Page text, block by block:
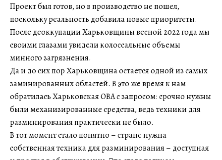
Проект был готов, но в производство не пошел,
поскольку реальность добавила новые приоритеты.
После деоккупации Харьковщины весной 2022 года мы
своими глазами увидели колоссальные объемы
минного загрязнения.
Да и до сих пор Харьковщина остается одной из самых
заминированных областей. В это же время к нам
обратилась Харьковская ОВА с запросом: срочно нужны
были механизированные средства, ведь техники для
разминирования практически не было.
В тот момент стало понятно – стране нужна
собственная техника для разминирования – доступная